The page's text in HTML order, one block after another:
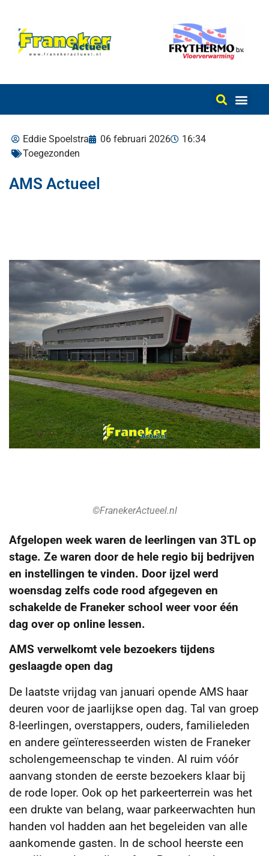
Eddie Spoelstra 06 februari 2026
16:34
Toegezonden
AMS Actueel
©FranekerActueel.nl
Afgelopen week waren de leerlingen van 3TL op
stage. Ze waren door de hele regio bij bedrijven
en instellingen te vinden. Door ijzel werd
woensdag zelfs code rood afgegeven en
schakelde de Franeker school weer voor één
dag over op online lessen.
AMS verwelkomt vele bezoekers tijdens
geslaagde open dag
De laatste vrijdag van januari opende AMS haar
deuren voor de jaarlijkse open dag. Tal van groep
8-leerlingen, overstappers, ouders, familieleden
en andere geïnteresseerden wisten de Franeker
scholengemeenschap te vinden. Al ruim vóór
aanvang stonden de eerste bezoekers klaar bij
de rode loper. Ook op het parkeerterrein was het
een drukte van belang, waar parkeerwachten hun
handen vol hadden aan het begeleiden van alle
aankomende gasten. In de school heerste een